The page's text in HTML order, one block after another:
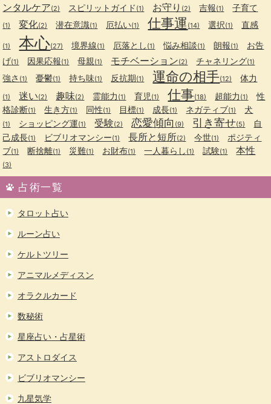
ンタルケア(2) スピリットガイド (1) お守り (2) 吉報(1) 子育て
(1) 変化(2) 潜在意識(1) 厄払い(1) 仕事運 (14) 選択(1) 直感
(1) 本心(27) 境界線(1) 厄落とし (1) 悩み相談(1) 朗報(1)
お告
げ(1) 因果応報(1) 母親(1) モチベーション(2) チャネリング(1)
強さ (1) 憂鬱(1) 持ち味(1) 反抗期(1) 運命の相手(12) 体力
(1) 迷い(2) 趣味(2) 霊能力 (1) 育児 (1) 仕事(18) 超能力 (1)
性
格診断(1) 生き方(1) 同性(1) 目標(1) 成長(1) ネガティブ(1) 犬
(1) ショッピング運(1) 受験(2) 恋愛傾向 (9) 引き寄せ(5)
自
己成長(1) ビブリオマンシー(1) 長所と短所(2) 今世(1)
ポジティ
ブ(1) 断捨離(1) 災難(1) お財布(1) 一人暮らし (1) 試験(1) 本性
(3)
占術一覧
タロット占い
ルーン占い
ケルトツリー
アニマルメディスン
オラクルカード
数秘術
星座占い・占星術
アストロダイス
ビブリオマンシー
九星気学